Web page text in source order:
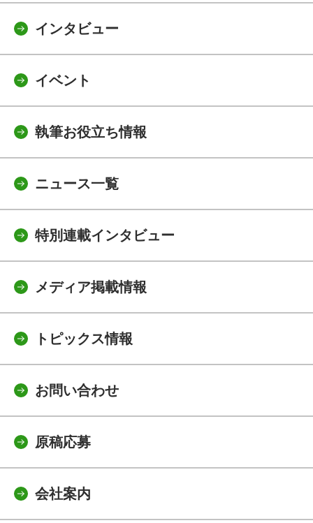
インタビュー
イベント
執筆お役立ち情報
ニュース一覧
特別連載インタビュー
メディア掲載情報
トピックス情報
お問い合わせ
原稿応募
会社案内